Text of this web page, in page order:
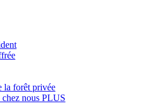
la forêt privée
nous PLUS